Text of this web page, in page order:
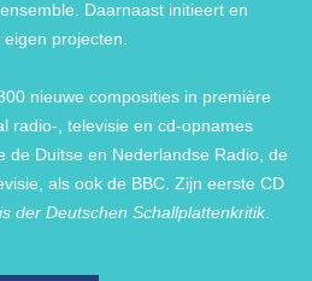
Daarnaast initieert en
projecten.
nieuwe composities in première
radio-, televisie en cd-opnames
de Duitse en Nederlandse Radio, de
als ook de BBC. Zijn eerste CD
der Deutschen Schallplattenkritik.